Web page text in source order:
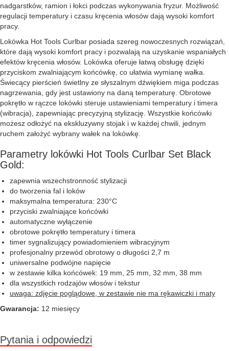
nadgarstków, ramion i łokci podczas wykonywania fryzur. Możliwość
regulacji temperatury i czasu kręcenia włosów dają wysoki komfort
pracy.
Lokówka Hot Tools Curlbar posiada szereg nowoczesnych rozwiązań,
które dają wysoki komfort pracy i pozwalają na uzyskanie wspaniałych
efektów kręcenia włosów. Lokówka oferuje łatwą obsługę dzięki
przyciskom zwalniającym końcówkę, co ułatwia wymianę wałka.
Świecący pierścień świetlny ze słyszalnym dźwiękiem miga podczas
nagrzewania, gdy jest ustawiony na daną temperaturę. Obrotowe
pokrętło w rączce lokówki steruje ustawieniami temperatury i timera
(wibracja), zapewniając precyzyjną stylizację. Wszystkie końcówki
możesz odłożyć na ekskluzywny stojak i w każdej chwili, jednym
ruchem założyć wybrany wałek na lokówkę.
Parametry lokówki Hot Tools Curlbar Set Black
Gold:
zapewnia wszechstronność stylizacji
do tworzenia fal i loków
maksymalna temperatura: 230°C
przyciski zwalniające końcówki
automatyczne wyłączenie
obrotowe pokrętło temperatury i timera
timer sygnalizujący powiadomieniem wibracyjnym
profesjonalny przewód obrotowy o długości 2,7 m
uniwersalne podwójne napięcie
w zestawie kilka końcówek: 19 mm, 25 mm, 32 mm, 38 mm
dla wszystkich rodzajów włosów i tekstur
uwaga: zdjęcie poglądowe, w zestawie nie ma rękawiczki i maty
Gwarancja: 12 miesięcy
Pytania i odpowiedzi